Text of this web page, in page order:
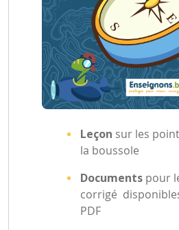
Leçon sur les
la boussole
Documents pour
corrigé
PDF